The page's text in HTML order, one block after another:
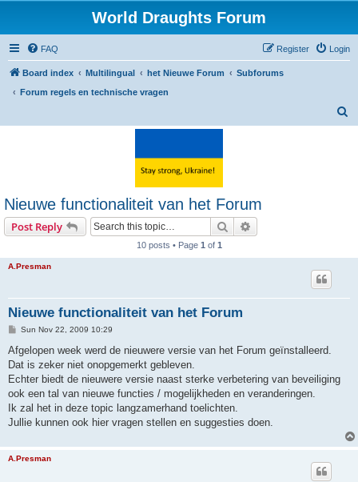
World Draughts Forum
FAQ Login
Register
Board index Multilingual het Nieuwe Forum
Subforums
Forum regels en technische vragen
Nieuwe functionaliteit van het Forum
Post Reply Search
10 posts • Page 1 of 1
A.Presman
Nieuwe functionaliteit van het Forum
P
s
t
Sun Nov 22, 2009 10:29
Afgelopen week werd de nieuwere versie van het Forum geïnstalleerd.
Dat is zeker niet onopgemerkt gebleven.
Echter biedt de nieuwere versie naast sterke verbetering van beveiliging
ook een tal van nieuwe functies / mogelijkheden en veranderingen.
Ik zal het in deze topic langzamerhand toelichten.
Jullie kunnen ook hier vragen stellen en suggesties doen.
A.Presman